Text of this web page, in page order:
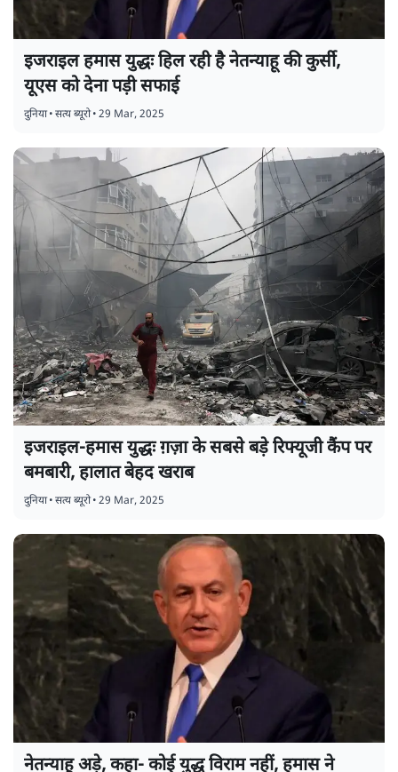
इजराइल हमास युद्धः हिल रही है नेतन्याहू की कुर्सी,
यूएस को देना पड़ी सफाई
29 Mar, 2025
इजराइल-हमास युद्धः ग़ज़ा के सबसे बड़े रिफ्यूजी कैंप पर
बमबारी, हालात बेहद खराब
सत्य ब्यूरो•29 Mar, 2025